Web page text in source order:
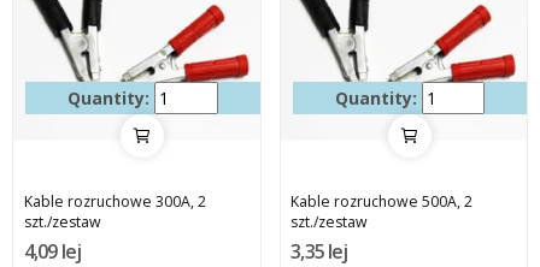
Quantity:
Kable rozruchowe 300A, 2
szt./zestaw
4,09 lej
Quantity:
Kable rozruchowe 500A, 2
szt./zestaw
3,35 lej